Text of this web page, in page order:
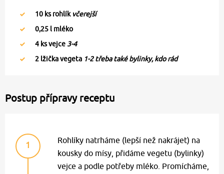
10 ks rohlík včerejší
0,25 l mléko
4 ks vejce 3-4
2 lžička vegeta 1-2 třeba také bylinky, kdo rád
Postup přípravy receptu
1
Rohlíky natrháme (lepší než nakrájet) na
kousky do mísy, přidáme vegetu (bylinky)
vejce a podle potřeby mléko. Promícháme,